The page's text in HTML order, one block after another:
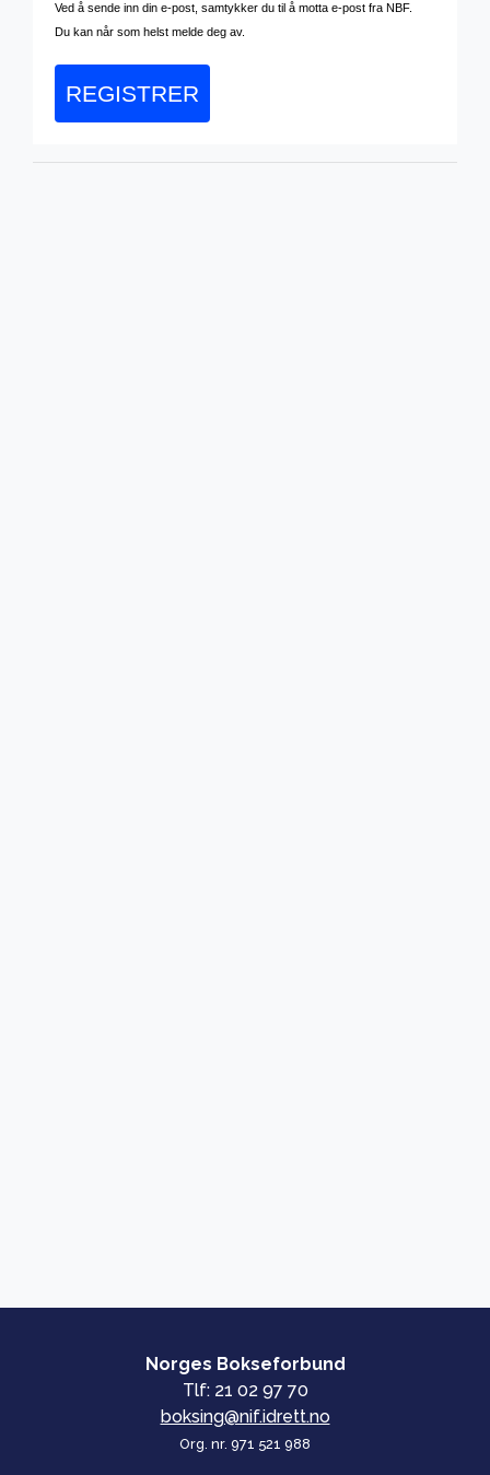
Ved å sende inn din e-post, samtykker du til å motta e-post fra NBF.
Du kan når som helst melde deg av.
REGISTRER
Norges Bokseforbund
Tlf: 21 02 97 70
boksing@nif.idrett.no
Org. nr. 971 521 988